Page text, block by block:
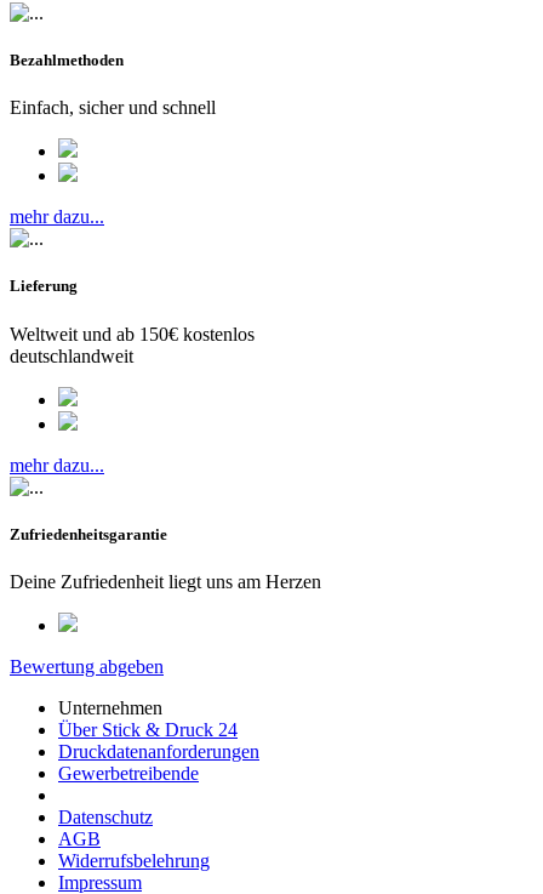
Bezahlmethoden
Einfach, sicher und schnell
mehr dazu...
Lieferung
Weltweit und ab 150€ kostenlos
deutschlandweit
mehr dazu...
Zufriedenheitsgarantie
Deine Zufriedenheit liegt uns am Herzen
Bewertung abgeben
Unternehmen
Über Stick & Druck 24
Druckdatenanforderungen
Gewerbetreibende
Datenschutz
AGB
Widerrufsbelehrung
Impressum